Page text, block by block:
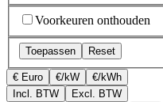
Voorkeuren onthouden
Toepassen Reset
€ Euro €/kW
€/kWh
Incl. BTW
Excl. BTW